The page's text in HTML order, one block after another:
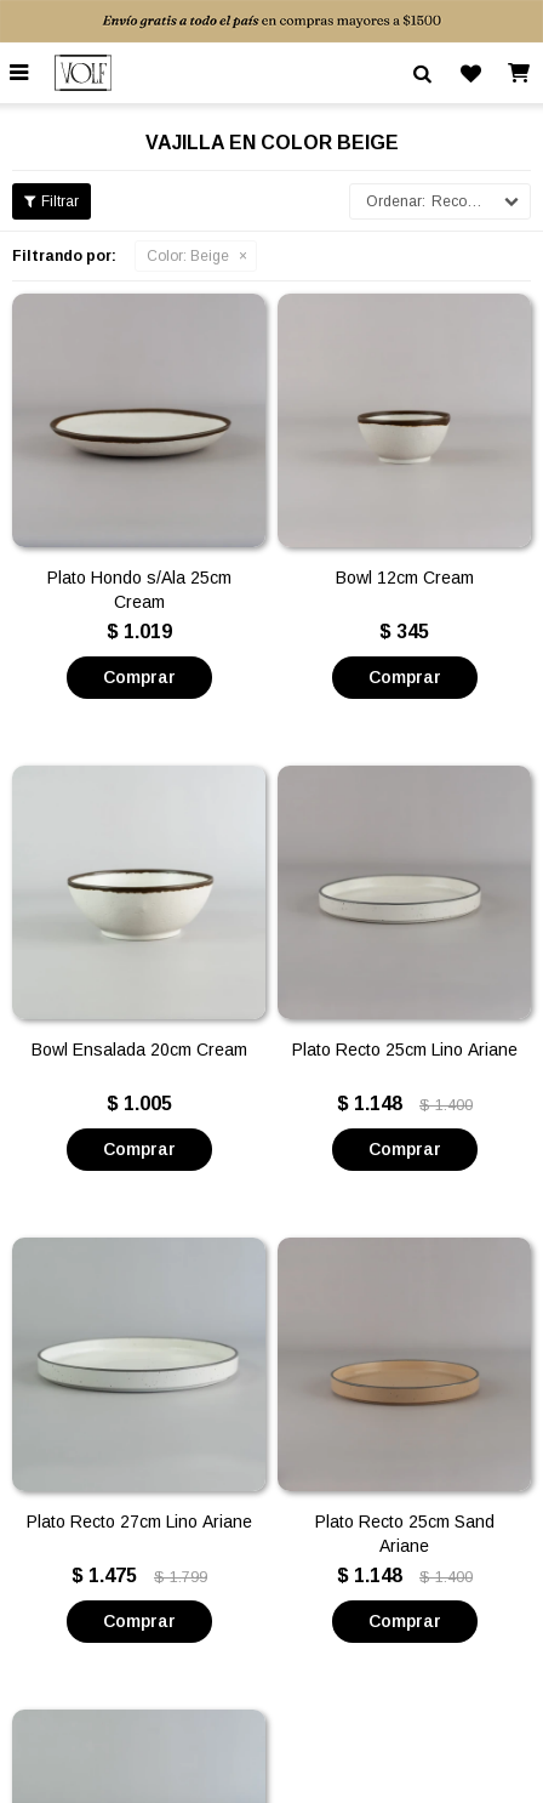

VAJILLA EN COLOR BEIGE
Recomendados
Filtrando por: Color: Beige
Plato Hondo s/Ala 25cm
Cream
$ 1.019
Bowl 12cm Cream
$ 345
Bowl Ensalada 20cm Cream
$ 1.005
Plato Recto 25cm Lino Ariane
$ 1.148 $ 1.400
Plato Recto 27cm Lino Ariane
$ 1.475 $ 1.799
Plato Recto 25cm Sand
Ariane
$ 1.148 $ 1.400